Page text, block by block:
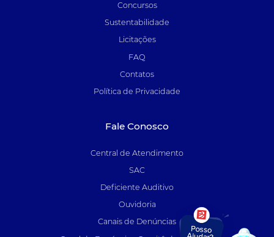
Concursos
Sustentabilidade
Licitações
FAQ
Contatos
Política de Privacidade
Fale Conosco
Central de Atendimento
SAC
Deficiente Auditivo
Ouvidoria
Canais de Denúncias